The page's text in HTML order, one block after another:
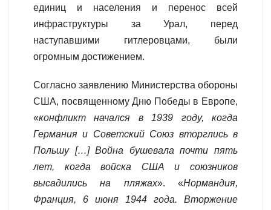
единиц и населения и перенос всей
инфраструктуры за Урал, перед
наступавшими гитлеровцами, были
огромным достижением.
Согласно заявлению Министерства обороны
США, посвященному Дню Победы в Европе,
«конфликт начался в 1939 году, когда
Германия и Советский Союз вторглись в
Польшу […] Война бушевала почти пять
лет, когда войска США и союзников
высадились на пляжах». «Нормандия,
Франция, 6 июня 1944 года. Вторжение